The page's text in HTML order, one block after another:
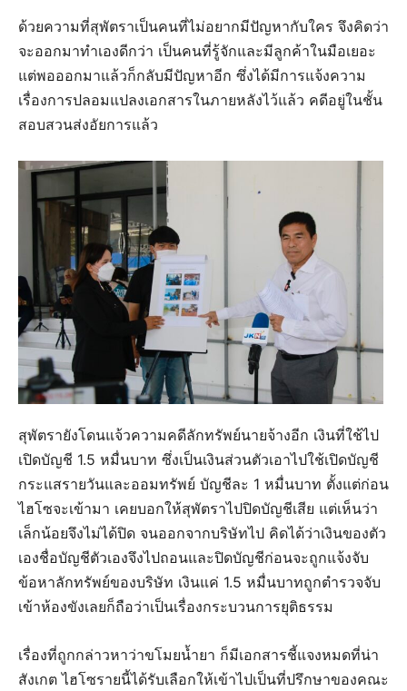
ด้วยความที่สุพัตราเป็นคนที่ไม่อยากมีปัญหากับใคร จึงคิดว่า
จะออกมาทำเองดีกว่า เป็นคนที่รู้จักและมีลูกค้าในมือเยอะ
แต่พอออกมาแล้วก็กลับมีปัญหาอีก ซึ่งได้มีการแจ้งความ
เรื่องการปลอมแปลงเอกสารในภายหลังไว้แล้ว คดีอยู่ในชั้น
สอบสวนส่งอัยการแล้ว
สุพัตรายังโดนแจ้วความคดีลักทรัพย์นายจ้างอีก เงินที่ใช้ไป
เปิดบัญชี 1.5 หมื่นบาท ซึ่งเป็นเงินส่วนตัวเอาไปใช้เปิดบัญชี
กระแสรายวันและออมทรัพย์ บัญชีละ 1 หมื่นบาท ตั้งแต่ก่อน
ไฮโซจะเข้ามา เคยบอกให้สุพัตราไปปิดบัญชีเสีย แต่เห็นว่า
เล็กน้อยจึงไม่ได้ปิด จนออกจากบริษัทไป คิดได้ว่าเงินของตัว
เองชื่อบัญชีตัวเองจึงไปถอนและปิดบัญชีก่อนจะถูกแจ้งจับ
ข้อหาลักทรัพย์ของบริษัท เงินแค่ 1.5 หมื่นบาทถูกตำรวจจับ
เข้าห้องขังเลยก็ถือว่าเป็นเรื่องกระบวนการยุติธรรม
เรื่องที่ถูกกล่าวหาว่าขโมยน้ำยา ก็มีเอกสารชี้แจงหมดที่น่า
สังเกต ไฮโซรายนี้ได้รับเลือกให้เข้าไปเป็นที่ปรึกษาของคณะ